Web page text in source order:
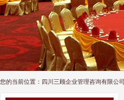
您的当前位置： 四川三顾企业管理咨询有限公司